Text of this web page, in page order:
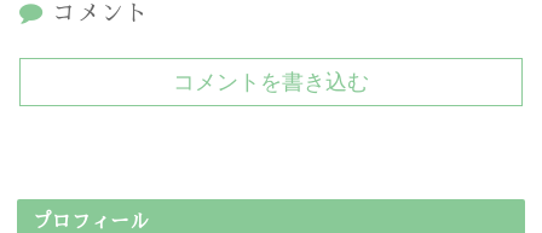
コメント
コメントを書き込む
プロフィール